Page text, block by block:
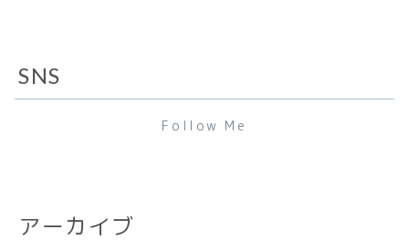
SNS
Follow Me
アーカイブ